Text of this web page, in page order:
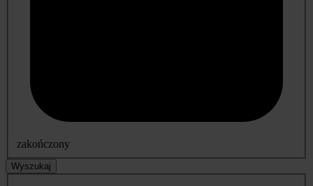
zakończony
Wyszukaj